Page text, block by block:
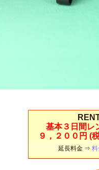
基本３日間レ
９，２００円 (
延長料金 ⇒ 料